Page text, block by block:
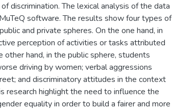
discrimination. The lexical analysis of the data
software. The results show four types of
and private spheres. On the one hand, in
perception of activities or tasks attributed
hand, in the public sphere, students
driving by women; verbal aggressions
and discriminatory attitudes in the context
research highlight the need to influence the
equality in order to build a fairer and more